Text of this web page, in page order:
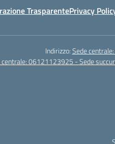
TrasparentePrivacy
Indirizzo:Sede
centrale: 06121123925 - Sede